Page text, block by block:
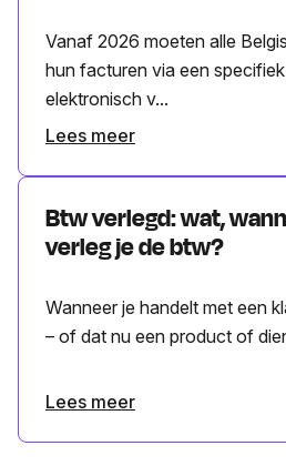
Vanaf 2026 moeten alle
hun facturen via een
elektronisch v...
Lees meer
Btw verlegd: wat,
verleg je de btw?
Wanneer je handelt met een
– of dat nu een product of
Lees meer